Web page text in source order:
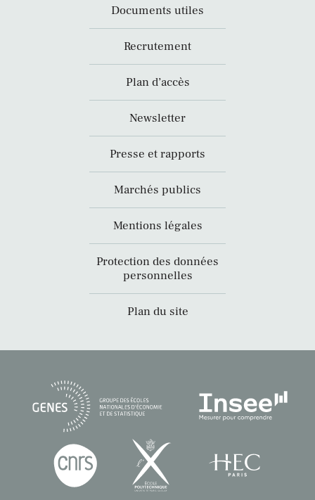
Documents utiles
Recrutement
Plan d’accès
Newsletter
Presse et rapports
Marchés publics
Mentions légales
Protection des données
personnelles
Plan du site